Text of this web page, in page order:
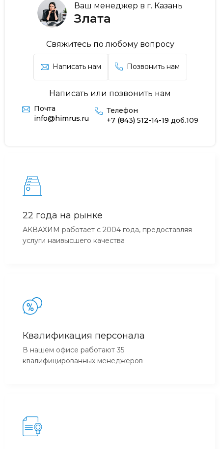
Ваш менеджер в г. Казань
Злата
Свяжитесь по любому вопросу
Написать нам Позвонить нам
Написать или позвонить нам
Почта
info@himrus.ru
Телефон
+7 (843) 512-14-19 доб.109
22 года на рынке
АКВАХИМ работает с 2004 года, предоставляя
услуги наивысшего качества
Квалификация персонала
В нашем офисе работают 35
квалифицированных менеджеров